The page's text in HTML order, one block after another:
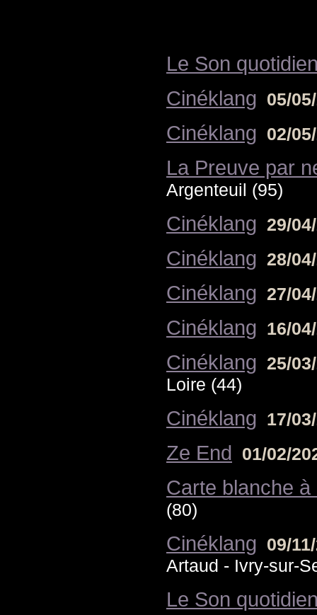
Le Son
Cinéklang 05/
Cinéklang 02/
La Preuve par
Argenteuil (95)
Cinéklang 29/
Cinéklang 28/
Cinéklang 27/
Cinéklang 16/
Cinéklang 25/
Loire (44)
Cinéklang 17/
Ze End 01/02/
Carte blanche
(80)
Cinéklang 09/
Artaud - Ivry-sur-
Le Son